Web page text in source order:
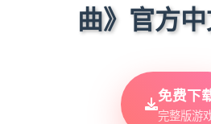
曲》官方
免费下
完整版游